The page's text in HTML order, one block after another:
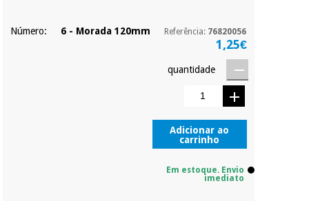
Número: 6 - Morada 120mm Referência: 76820056
1,25€
quantidade
Adicionar ao
carrinho
Em estoque. Envio
imediato